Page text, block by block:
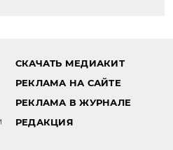
СКАЧАТЬ МЕДИАКИТ
РЕКЛАМА НА САЙТЕ
РЕКЛАМА В ЖУРНАЛЕ
РЕДАКЦИЯ